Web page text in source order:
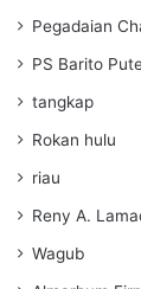
Pegadaian
PS Barito
tangkap
Rokan hulu
riau
Reny A.
Wagub